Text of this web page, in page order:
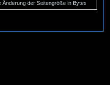
Änderung der Seitengröße in Bytes